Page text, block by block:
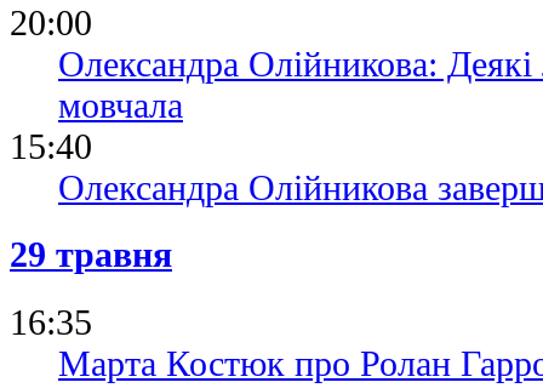
20:00
Олександра Олійникова:
мовчала
15:40
Олександра Олійникова
29 травня
16:35
Марта Костюк про Ролан